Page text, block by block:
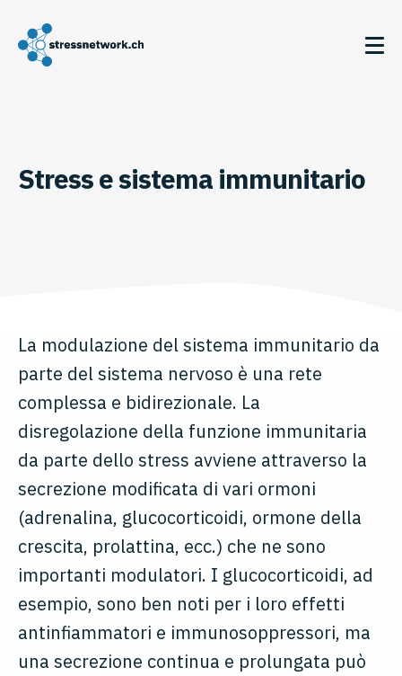
Stress e sistema immunitario
La modulazione del sistema immunitario da
parte del sistema nervoso è una rete
complessa e bidirezionale. La
disregolazione della funzione immunitaria
da parte dello stress avviene attraverso la
secrezione modificata di vari ormoni
(adrenalina, glucocorticoidi, ormone della
crescita, prolattina, ecc.) che ne sono
importanti modulatori. I glucocorticoidi, ad
esempio, sono ben noti per i loro effetti
antinfiammatori e immunosoppressori, ma
una secrezione continua e prolungata può